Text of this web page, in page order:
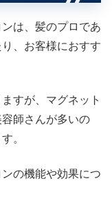
は、髪のプロであ
、お客様におすす
すが、マグネット
師さんが多いの
。
の機能や効果につ